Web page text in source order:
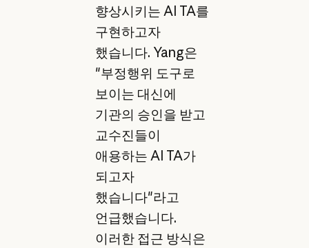
향상시키는 AI TA를
구현하고자
했습니다. Yang은
"부정행위 도구로
보이는 대신에
기관의 승인을 받고
교수진들이
애용하는 AI TA가
되고자
했습니다"라고
언급했습니다.
이러한 접근 방식은